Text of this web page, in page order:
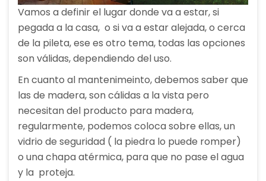
Vamos a definir el lugar donde va a estar, si
pegada a la casa, o si va a estar alejada, o cerca
de la pileta, ese es otro tema, todas las opciones
son válidas, dependiendo del uso.
En cuanto al mantenimeinto, debemos saber que
las de madera, son cálidas a la vista pero
necesitan del producto para madera,
regularmente, podemos coloca sobre ellas, un
vidrio de seguridad ( la piedra lo puede romper)
o una chapa atérmica, para que no pase el agua
y la proteja.